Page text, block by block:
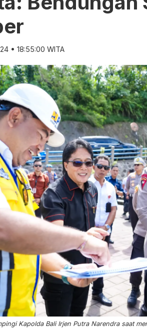
• 18:55:00 WITA
Kapolda Bali Irjen Putra Narendra saat